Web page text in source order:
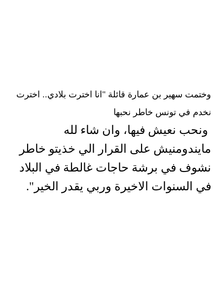
وختمت سهير بن عمارة قائلة "انا اخترت بلادي.. اخترت
نخدم في تونس خاطر نحبها
ونحب نعيش فيها، وان شاء لله
مايندومنيش على القرار الي خذيتو خاطر
نشوف في برشة حاجات غالطة في البلاد
في السنوات الاخيرة وربي يقدر الخير".